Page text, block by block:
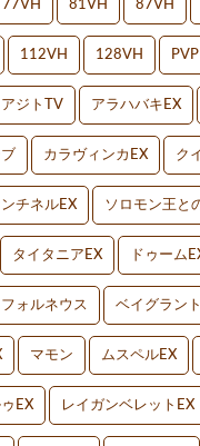
77VH 81VH 87VH
112VH 128VH PVP
アジトTV アラハバキEX
カラヴィンカEX ク
チネルEX ソロモン王と
タイタニアEX ドゥーム
フォルネウス ベイグラン
マモン ムスペルEX
EX レイガンベレットEX